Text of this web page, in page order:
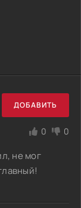
ДОБАВИТЬ
0 0
не мог